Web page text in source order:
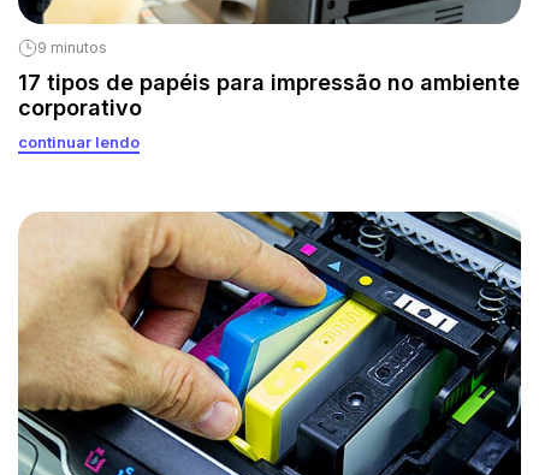
9 minutos
17 tipos de papéis para impressão no ambiente
corporativo
continuar lendo